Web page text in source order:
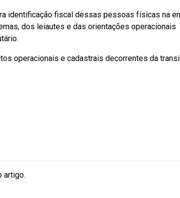
identificação fiscal dessas pessoas físicas na
dos leiautes e das orientações operacionais
operacionais e cadastrais decorrentes da
artigo.